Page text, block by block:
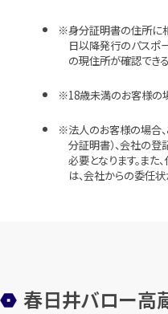
身分証明書の住所に
日以降発行のパスポ
の現住所が確認でき
18歳未満のお客様の
法人のお客様の場合
分証明書）、会社の
必要となります。ま
は、会社からの委任状
春日井バロー高